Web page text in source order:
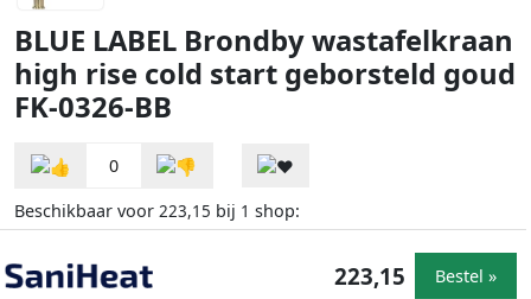
BLUE LABEL Brondby wastafelkraan
high rise cold start geborsteld goud
FK-0326-BB
0
Beschikbaar voor 223,15 bij 1 shop:
223,15 Bestel »